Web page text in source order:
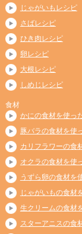
じゃがいもレシピ
さばレシピ
ひき肉レシピ
卵レシピ
大根レシピ
しめじレシピ
食材
かにの食材を使っ
豚バラの食材を使
カリフラワーの食
オクラの食材を使
うずら卵の食材を
じゃがいもの食材
生クリームの食材
スターアニスの食